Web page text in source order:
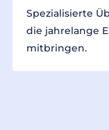
Spezialisierte
die jahrelange
mitbringen.